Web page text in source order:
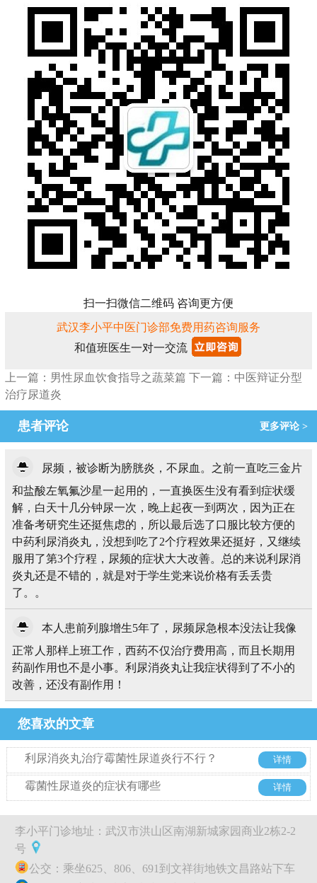
扫一扫微信二维码 咨询更方便
武汉李小平中医门诊部免费用药咨询服务
和值班医生一对一交流
上一篇：男性尿血饮食指导之蔬菜篇 下一篇：中医辩证分型
治疗尿道炎
患者评论 更多评论 >
尿频，被诊断为膀胱炎，不尿血。之前一直吃三金片
和盐酸左氧氟沙星一起用的，一直换医生没有看到症状缓
解，白天十几分钟尿一次，晚上起夜一到两次，因为正在
准备考研究生还挺焦虑的，所以最后选了口服比较方便的
中药利尿消炎丸，没想到吃了2个疗程效果还挺好，又继续
服用了第3个疗程，尿频的症状大大改善。总的来说利尿消
炎丸还是不错的，就是对于学生党来说价格有丢丢贵
了。。
本人患前列腺增生5年了，尿频尿急根本没法让我像
正常人那样上班工作，西药不仅治疗费用高，而且长期用
药副作用也不是小事。利尿消炎丸让我症状得到了不小的
改善，还没有副作用！
您喜欢的文章
利尿消炎丸治疗霉菌性尿道炎行不行？ 详情
霉菌性尿道炎的症状有哪些 详情
李小平门诊地址：武汉市洪山区南湖新城家园商业2栋2-2
号
公交：乘坐625、806、691到文祥街地铁文昌路站下车